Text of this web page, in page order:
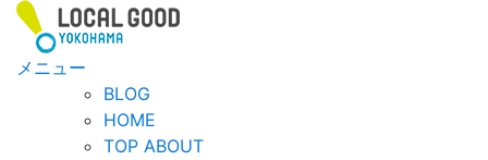
メニュー
BLOG
HOME
TOP ABOUT